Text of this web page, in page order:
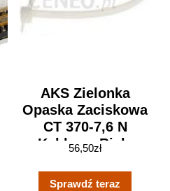
AKS Zielonka
Opaska Zaciskowa
CT 370-7,6 N
Kablowa Biała
56,50zł
Sprawdź teraz